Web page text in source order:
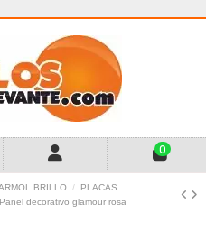
0
BRILLO
PLACAS
Panel decorativo glamour rosa